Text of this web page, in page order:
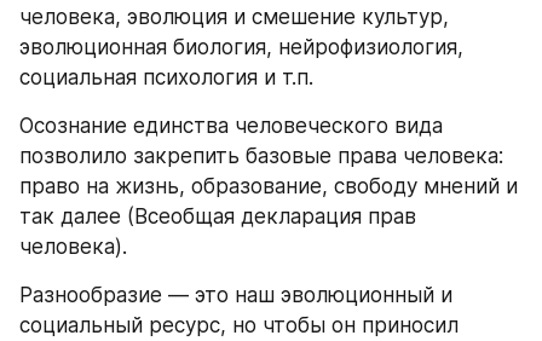
человека, эволюция и смешение культур,
эволюционная биология, нейрофизиология,
социальная психология и т.п.
Осознание единства человеческого вида
позволило закрепить базовые права человека:
право на жизнь, образование, свободу мнений и
так далее (Всеобщая декларация прав
человека).
Разнообразие — это наш эволюционный и
социальный ресурс, но чтобы он приносил